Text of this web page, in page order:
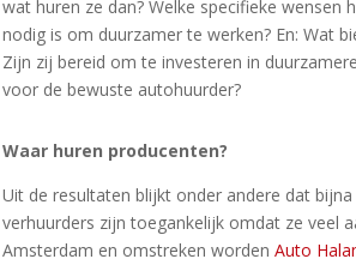
wat huren ze dan? Welke specifieke
nodig is om duurzamer te werken? En: Wat
Zijn zij bereid om te investeren in
voor de bewuste autohuurder?
Waar huren producenten?
Uit de resultaten blijkt onder andere dat
verhuurders zijn toegankelijk omdat ze veel
Amsterdam en omstreken worden Auto